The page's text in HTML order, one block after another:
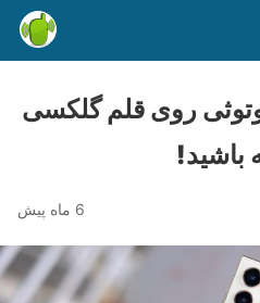
روی قلم گلکسی
6 ماه پیش